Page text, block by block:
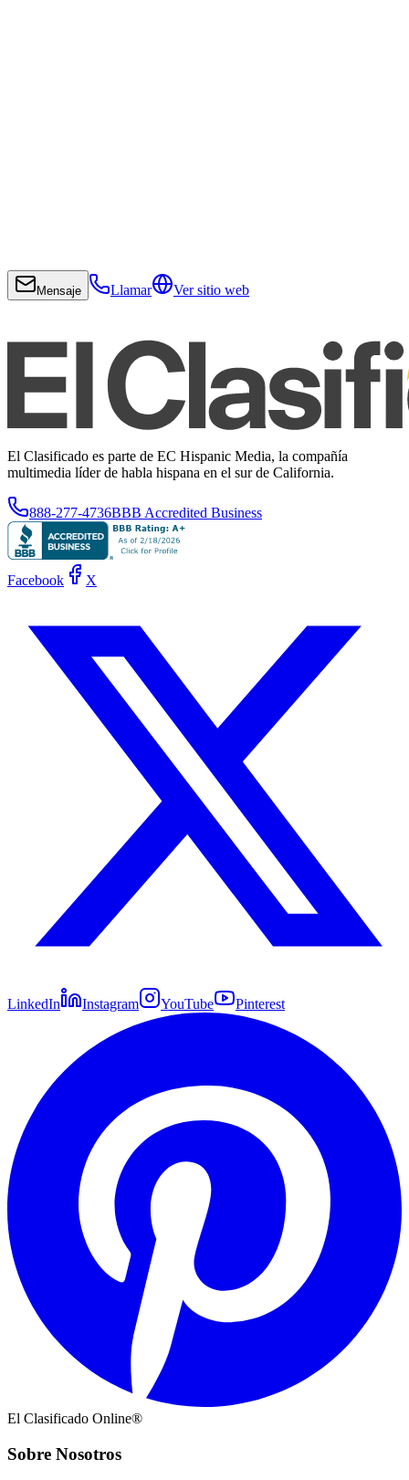
Mensaje Llamar Ver sitio web
El Clasificado es parte de EC Hispanic Media, la compañía
multimedia líder de habla hispana en el sur de California.
888-277-4736BBB Accredited Business
Facebook X
LinkedIn Instagram YouTube Pinterest
El Clasificado Online®
Sobre Nosotros